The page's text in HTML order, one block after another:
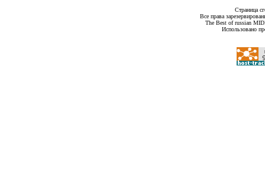
Страница
Все права
The Best of russian
Использовано